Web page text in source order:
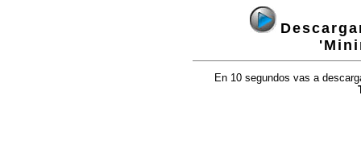
En 10 segundos vas a